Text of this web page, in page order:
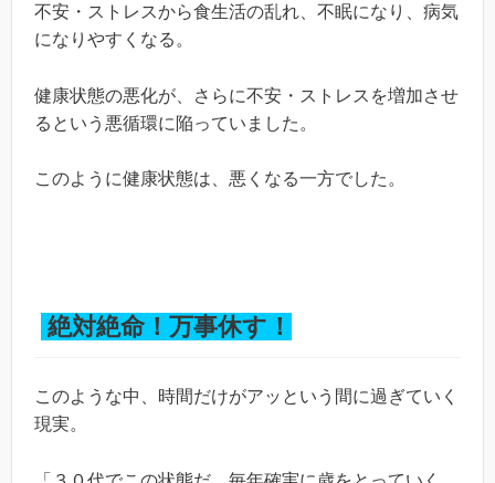
不安・ストレスから食生活の乱れ、不眠になり、病気
になりやすくなる。
健康状態の悪化が、さらに不安・ストレスを増加させ
るという悪循環に陥っていました。
このように健康状態は、悪くなる一方でした。
絶対絶命！万事休す！
このような中、時間だけがアッという間に過ぎていく
現実。